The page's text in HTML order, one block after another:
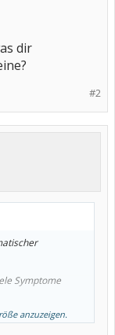
tot und kein
weil
dir
#2
Symptome
anzuzeigen.